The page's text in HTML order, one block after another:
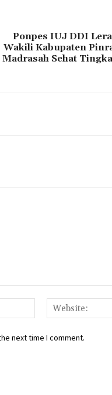
Ponpes IUJ DDI
Wakili Kabupaten
Madrasah Sehat
Email:*
next time I comment.